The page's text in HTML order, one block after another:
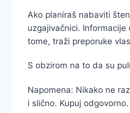
Ako planiraš nabaviti
uzgajivačnici.
tome, traži preporuke
S obzirom na to da su
Napomena: Nikako ne
i slično. Kupuj odgovorno.